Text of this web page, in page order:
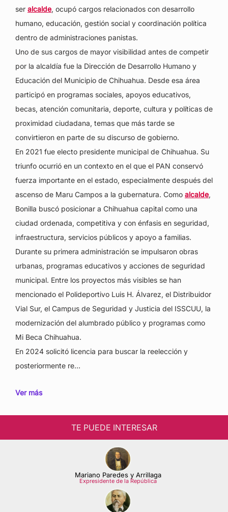
ser alcalde, ocupó cargos relacionados con desarrollo
humano, educación, gestión social y coordinación política
dentro de administraciones panistas.
Uno de sus cargos de mayor visibilidad antes de competir
por la alcaldía fue la Dirección de Desarrollo Humano y
Educación del Municipio de Chihuahua. Desde esa área
participó en programas sociales, apoyos educativos,
becas, atención comunitaria, deporte, cultura y políticas de
proximidad ciudadana, temas que más tarde se
convirtieron en parte de su discurso de gobierno.
En 2021 fue electo presidente municipal de Chihuahua. Su
triunfo ocurrió en un contexto en el que el PAN conservó
fuerza importante en el estado, especialmente después del
ascenso de Maru Campos a la gubernatura. Como alcalde,
Bonilla buscó posicionar a Chihuahua capital como una
ciudad ordenada, competitiva y con énfasis en seguridad,
infraestructura, servicios públicos y apoyo a familias.
Durante su primera administración se impulsaron obras
urbanas, programas educativos y acciones de seguridad
municipal. Entre los proyectos más visibles se han
mencionado el Polideportivo Luis H. Álvarez, el Distribuidor
Vial Sur, el Campus de Seguridad y Justicia del ISSCUU, la
modernización del alumbrado público y programas como
Mi Beca Chihuahua.
En 2024 solicitó licencia para buscar la reelección y
posteriormente re…
Ver más
TE PUEDE INTERESAR
Mariano Paredes y Arrillaga
Expresidente de la República